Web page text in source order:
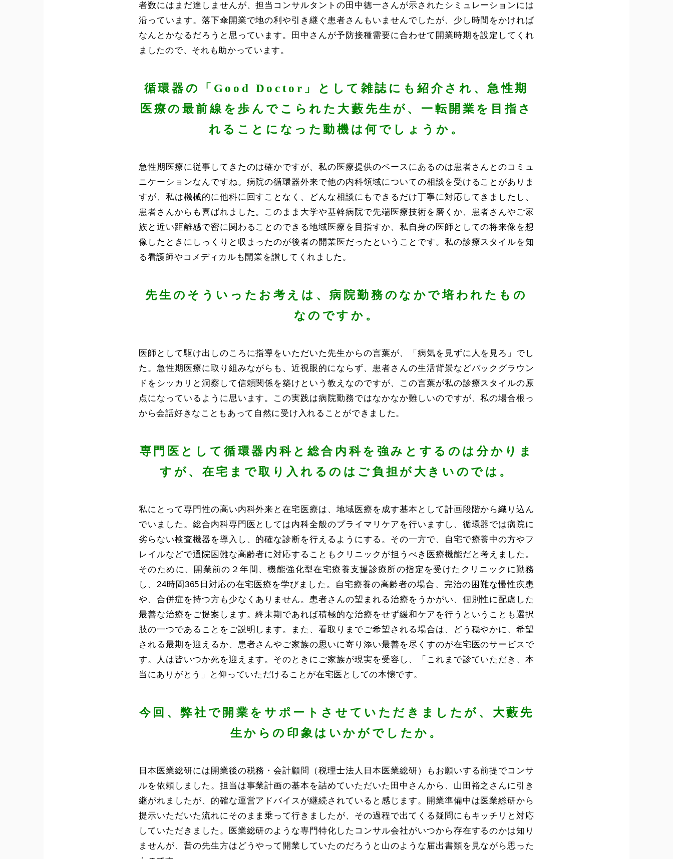
者数にはまだ達しませんが、担当コンサルタントの田中徳一さんが示されたシミュレーションには
沿っています。落下傘開業で地の利や引き継ぐ患者さんもいませんでしたが、少し時間をかければ
なんとかなるだろうと思っています。田中さんが予防接種需要に合わせて開業時期を設定してくれ
ましたので、それも助かっています。
循環器の「Good Doctor」として雑誌にも紹介され、急性期
医療の最前線を歩んでこられた大藪先生が、一転開業を目指さ
れることになった動機は何でしょうか。
急性期医療に従事してきたのは確かですが、私の医療提供のベースにあるのは患者さんとのコミュ
ニケーションなんですね。病院の循環器外来で他の内科領域についての相談を受けることがありま
すが、私は機械的に他科に回すことなく、どんな相談にもできるだけ丁寧に対応してきましたし、
患者さんからも喜ばれました。このまま大学や基幹病院で先端医療技術を磨くか、患者さんやご家
族と近い距離感で密に関わることのできる地域医療を目指すか、私自身の医師としての将来像を想
像したときにしっくりと収まったのが後者の開業医だったということです。私の診療スタイルを知
る看護師やコメディカルも開業を讃してくれました。
先生のそういったお考えは、病院勤務のなかで培われたもの
なのですか。
医師として駆け出しのころに指導をいただいた先生からの言葉が、「病気を見ずに人を見ろ」でし
た。急性期医療に取り組みながらも、近視眼的にならず、患者さんの生活背景などバックグラウン
ドをシッカリと洞察して信頼関係を築けという教えなのですが、この言葉が私の診療スタイルの原
点になっているように思います。この実践は病院勤務ではなかなか難しいのですが、私の場合根っ
から会話好きなこともあって自然に受け入れることができました。
専門医として循環器内科と総合内科を強みとするのは分かりま
すが、在宅まで取り入れるのはご負担が大きいのでは。
私にとって専門性の高い内科外来と在宅医療は、地域医療を成す基本として計画段階から織り込ん
でいました。総合内科専門医としては内科全般のプライマリケアを行いますし、循環器では病院に
劣らない検査機器を導入し、的確な診断を行えるようにする。その一方で、自宅で療養中の方やフ
レイルなどで通院困難な高齢者に対応することもクリニックが担うべき医療機能だと考えました。
そのために、開業前の２年間、機能強化型在宅療養支援診療所の指定を受けたクリニックに勤務
し、24時間365日対応の在宅医療を学びました。自宅療養の高齢者の場合、完治の困難な慢性疾患
や、合併症を持つ方も少なくありません。患者さんの望まれる治療をうかがい、個別性に配慮した
最善な治療をご提案します。終末期であれば積極的な治療をせず緩和ケアを行うということも選択
肢の一つであることをご説明します。また、看取りまでご希望される場合は、どう穏やかに、希望
される最期を迎えるか、患者さんやご家族の思いに寄り添い最善を尽くすのが在宅医のサービスで
す。人は皆いつか死を迎えます。そのときにご家族が現実を受容し、「これまで診ていただき、本
当にありがとう」と仰っていただけることが在宅医としての本懐です。
今回、弊社で開業をサポートさせていただきましたが、大藪先
生からの印象はいかがでしたか。
日本医業総研には開業後の税務・会計顧問（税理士法人日本医業総研）もお願いする前提でコンサ
ルを依頼しました。担当は事業計画の基本を詰めていただいた田中さんから、山田裕之さんに引き
継がれましたが、的確な運営アドバイスが継続されていると感じます。開業準備中は医業総研から
提示いただいた流れにそのまま乗って行きましたが、その過程で出てくる疑問にもキッチリと対応
していただきました。医業総研のような専門特化したコンサル会社がいつから存在するのかは知り
ませんが、昔の先生方はどうやって開業していたのだろうと山のような届出書類を見ながら思った